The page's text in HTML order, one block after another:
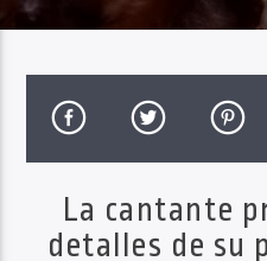
6:30 AM
La cantante
detalles de su